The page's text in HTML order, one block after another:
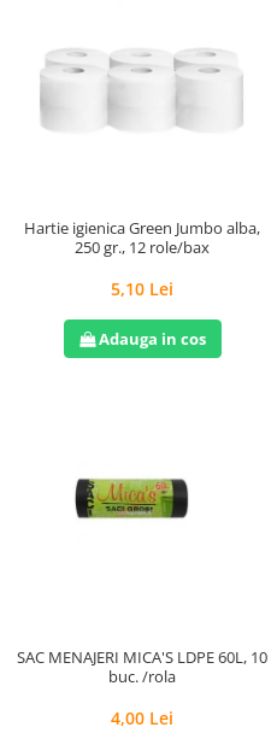
Hartie igienica Green Jumbo alba,
250 gr., 12 role/bax
5,10 Lei
Adauga in cos
SAC MENAJERI MICA'S LDPE 60L, 10
buc. /rola
4,00 Lei